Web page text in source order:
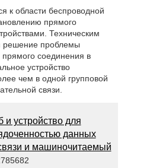
к области беспроводной
прямого
Техническим
решение проблемы
соединения в
устройство
чем в одной групповой
связи.
и устройство для
данных
и машиночитаемый